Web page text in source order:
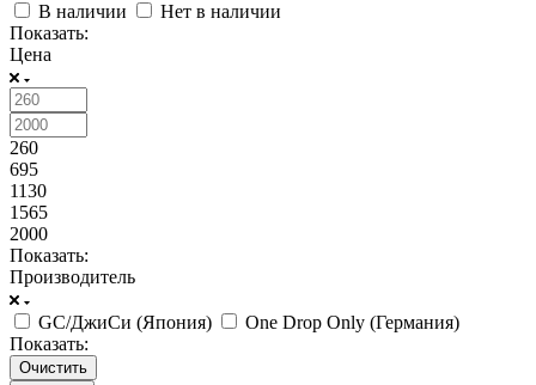
В наличии
Нет в наличии
Показать:
Цена
260
695
1130
1565
2000
Показать:
Производитель
GC/ДжиСи (Япония)
One Drop Only (Германия)
Показать:
Очистить